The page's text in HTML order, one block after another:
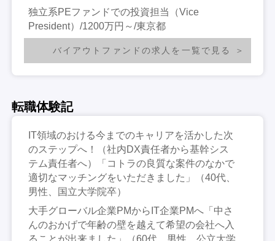
独立系PEファンドでの投資担当（Vice
President）/1200万円～/東京都
バイアウトファンドの求人を一覧で見る
転職体験記
IT領域のおける今までのキャリアを活かした次
のステップへ！（社内DX責任者から基幹シス
テム責任者へ）「コトラの良質な案件のなかで
適切なマッチングをいただきました」（40代、
男性、国立大学院卒）
大手グローバル企業PMからIT企業PMへ「中さ
んのおかげで年齢の壁を越えて希望の会社へ入
ることが出来ました」（60代、男性、公立大学